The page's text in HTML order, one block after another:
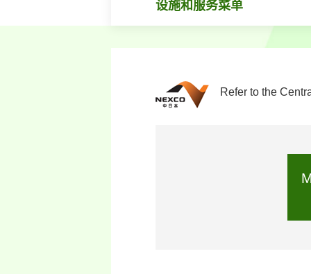
设施和服务菜单
Refer to the